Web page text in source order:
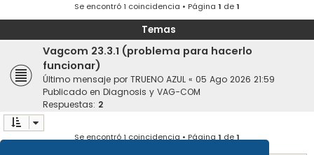
Se encontró 1 coincidencia • Página 1 de1
Temas
Vagcom 23.3.1 (problema para hacerlo
funcionar)
Último mensaje por TRUENO AZUL « 05 Ago 2026 21:59
Publicado en Diagnosis y VAG-COM
Respuestas: 2
Se encontró 1 coincidencia • Página1de1